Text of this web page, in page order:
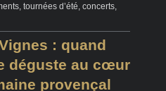
tournées d’été, concerts,
: quand
déguste au cœur
provençal